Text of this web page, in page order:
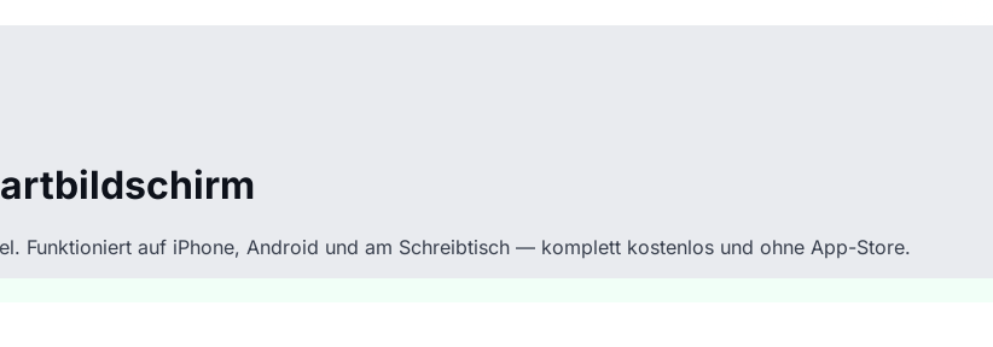
Funktioniert auf iPhone, Android und am Schreibtisch — komplett kostenlos und ohne App-Store.